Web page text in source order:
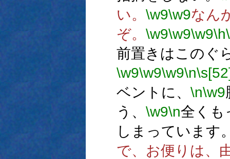
い。 \w9\w9なん
ぞ。 \w9\w9\w9\h
前置きはこのぐ
\w9\w9\w9\n
ベントに、 \n\w9
う、 \w9\n全くも
しまっています
で、お便りは、